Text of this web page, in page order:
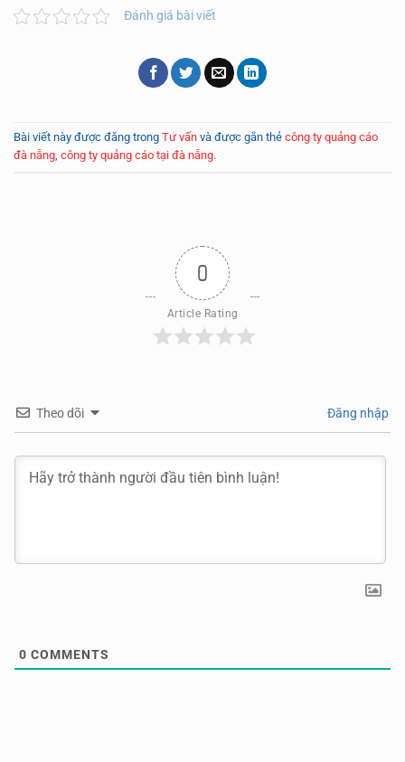
Đánh giá bài viết
Bài viết này được đăng trong Tư vấn và được gắn thẻ công ty quảng cáo
đà nẵng, công ty quảng cáo tại đà nẵng.
0
Article Rating
Theo dõi Đăng nhập
0 COMMENTS